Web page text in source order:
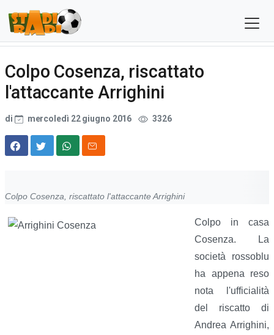
Colpo Cosenza, riscattato
l'attaccante Arrighini
di mercoledì 22 giugno 2016 3326
Colpo Cosenza, riscattato l'attaccante Arrighini
Colpo in casa
Cosenza. La
società rossoblu
ha appena reso
nota l'ufficialità
del riscatto di
Andrea Arrighini,